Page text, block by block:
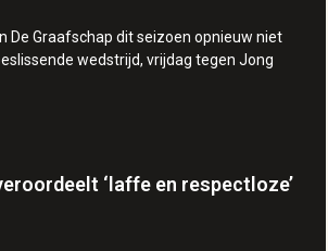
De Graafschap dit seizoen opnieuw niet
wedstrijd, vrijdag tegen Jong
‘laffe en respectloze’